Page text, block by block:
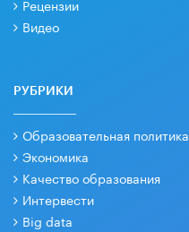
Рецензии
Видео
РУБРИКИ
Образовательная политика
Экономика
Качество образования
Интервести
Big data